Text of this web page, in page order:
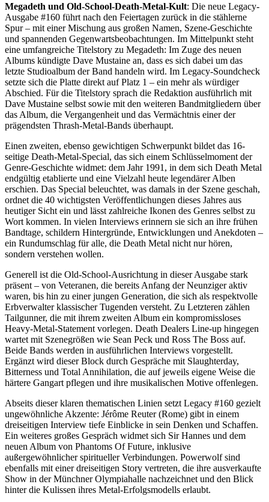
Megadeth und Old-School-Death-Metal-Kult: Die neue Legacy-
Ausgabe #160 führt nach den Feiertagen zurück in die stählerne
Spur – mit einer Mischung aus großen Namen, Szene-Geschichte
und spannenden Gegenwartsbeobachtungen. Im Mittelpunkt steht
eine umfangreiche Titelstory zu Megadeth: Im Zuge des neuen
Albums kündigte Dave Mustaine an, dass es sich dabei um das
letzte Studioalbum der Band handeln wird. Im Legacy-Soundcheck
setzte sich die Platte direkt auf Platz 1 – ein mehr als würdiger
Abschied. Für die Titelstory sprach die Redaktion ausführlich mit
Dave Mustaine selbst sowie mit den weiteren Bandmitgliedern über
das Album, die Vergangenheit und das Vermächtnis einer der
prägendsten Thrash-Metal-Bands überhaupt.
Einen zweiten, ebenso gewichtigen Schwerpunkt bildet das 16-
seitige Death-Metal-Special, das sich einem Schlüsselmoment der
Genre-Geschichte widmet: dem Jahr 1991, in dem sich Death Metal
endgültig etablierte und eine Vielzahl heute legendärer Alben
erschien. Das Special beleuchtet, was damals in der Szene geschah,
ordnet die 40 wichtigsten Veröffentlichungen dieses Jahres aus
heutiger Sicht ein und lässt zahlreiche Ikonen des Genres selbst zu
Wort kommen. In vielen Interviews erinnern sie sich an ihre frühen
Bandtage, schildern Hintergründe, Entwicklungen und Anekdoten –
ein Rundumschlag für alle, die Death Metal nicht nur hören,
sondern verstehen wollen.
Generell ist die Old-School-Ausrichtung in dieser Ausgabe stark
präsent – von Veteranen, die bereits Anfang der Neunziger aktiv
waren, bis hin zu einer jungen Generation, die sich als respektvolle
Erbverwalter klassischer Tugenden versteht. Zu Letzteren zählen
Tailgunner, die mit ihrem zweiten Album ein kompromissloses
Heavy-Metal-Statement vorlegen. Death Dealers Line-up hingegen
wartet mit Szenegrößen wie Sean Peck und Ross The Boss auf.
Beide Bands werden in ausführlichen Interviews vorgestellt.
Ergänzt wird dieser Block durch Gespräche mit Slaughterday,
Bitterness und Total Annihilation, die auf jeweils eigene Weise die
härtere Gangart pflegen und ihre musikalischen Motive offenlegen.
Abseits dieser klaren thematischen Linien setzt Legacy #160 gezielt
ungewöhnliche Akzente: Jérôme Reuter (Rome) gibt in einem
dreiseitigen Interview tiefe Einblicke in sein Denken und Schaffen.
Ein weiteres großes Gespräch widmet sich Sir Hannes und dem
neuen Album von Phantoms Of Future, inklusive
außergewöhnlicher spiritueller Verbindungen. Powerwolf sind
ebenfalls mit einer dreiseitigen Story vertreten, die ihre ausverkaufte
Show in der Münchner Olympiahalle nachzeichnet und den Blick
hinter die Kulissen ihres Metal-Erfolgsmodells erlaubt.